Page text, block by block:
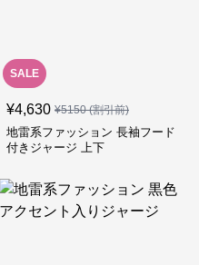
SALE
¥4,630 ¥5150(割引前)
地雷系ファッション 長袖フード
付きジャージ 上下